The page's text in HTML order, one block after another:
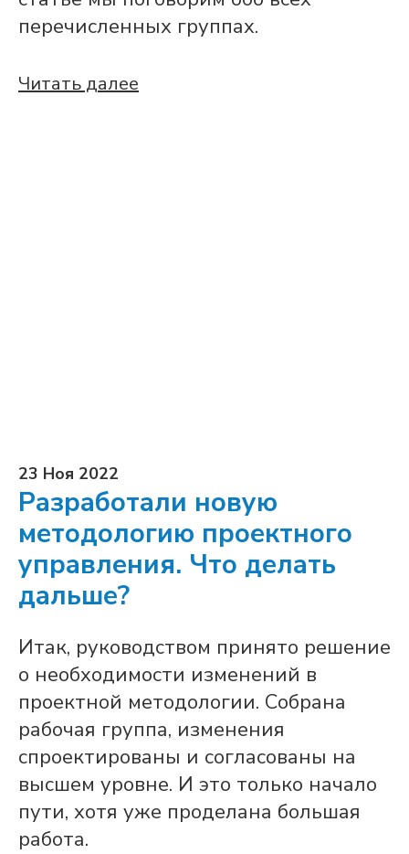
перечисленных группах.
Читать далее
23 Ноя 2022
Разработали новую
методологию проектного
управления. Что делать
дальше?
Итак, руководством принято решение
о необходимости изменений в
проектной методологии. Собрана
рабочая группа, изменения
спроектированы и согласованы на
высшем уровне. И это только начало
пути, хотя уже проделана большая
работа.